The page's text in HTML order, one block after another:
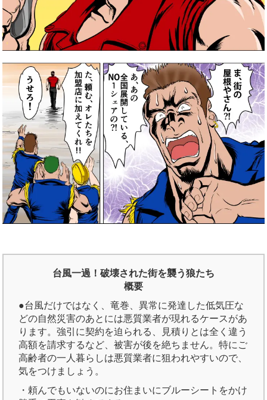
台風一過！破壊された街を襲う狼たち
概要
●台風だけではなく、竜巻、異常に発達した低気圧な
どの自然災害のあとには悪質業者が現れるケースがあ
ります。強引に契約を迫られる、見積りとは全く違う
高額を請求するなど、被害が後を絶ちません。特にご
高齢者の一人暮らしは悪質業者に狙われやすいので、
気をつけましょう。
・頼んでもいないのにお住まいにブルーシートをかけ